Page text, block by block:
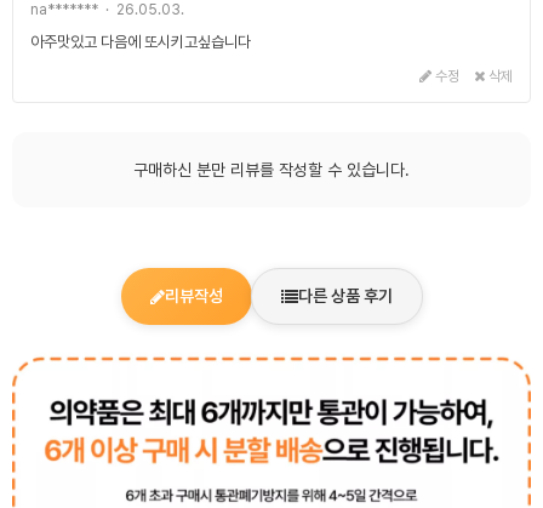
na******* · 26.05.03.
아주맛있고 다음에 또시키고싶습니다
수정 삭제
구매하신 분만 리뷰를 작성할 수 있습니다.
리뷰작성 다른 상품 후기